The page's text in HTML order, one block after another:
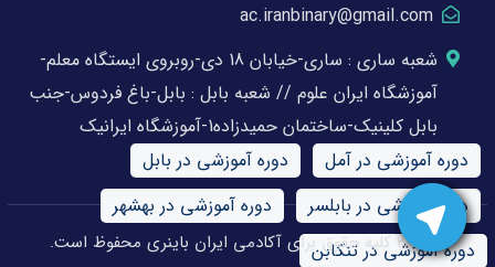
ac.iranbinary@gmail.com
شعبه ساری : ساری-خیابان 18 دی-روبروی ایستگاه معلم-
آموزشگاه ایران علوم // شعبه بابل : بابل-باغ فردوس-جنب
بابل کلینیک-ساختمان حمیدزاده1-آموزشگاه ایرانیک
دوره آموزشی در آمل
دوره آموزشی در بابل
دوره آموزشی در بابلسر
دوره آموزشی در بهشهر
دوره آموزشی در تنکابن
© 2026 کلیه حقوق برای آکادمی ایران باینری محفوظ است.